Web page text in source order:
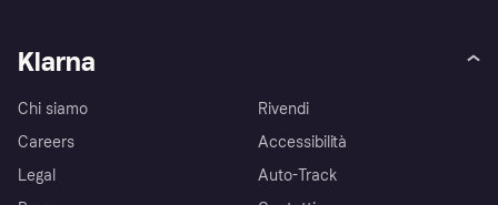
Klarna
Chi siamo
Careers
Legal
Rivendi
Accessibilità
Auto-Track